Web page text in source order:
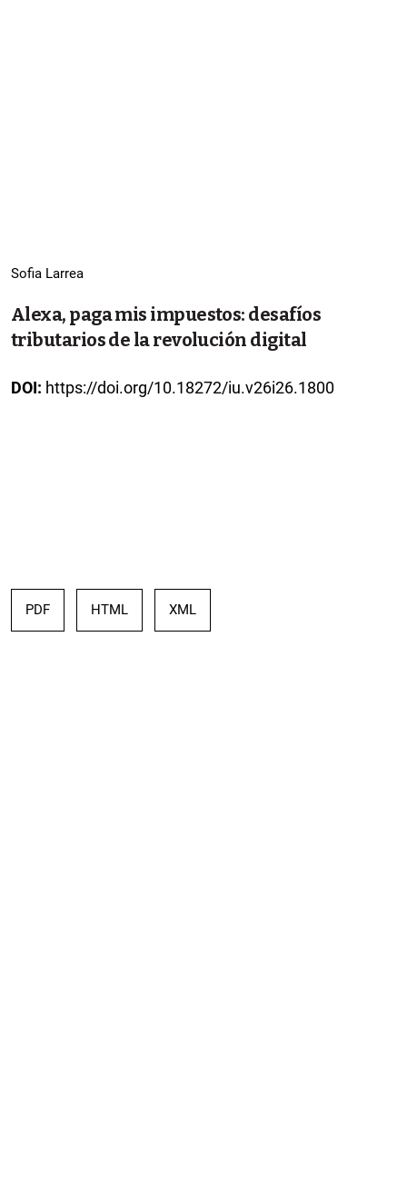
Sofia Larrea
Alexa, paga mis impuestos: desafíos
tributarios de la revolución digital
DOI: https://doi.org/10.18272/iu.v26i26.1800
PDF HTML XML